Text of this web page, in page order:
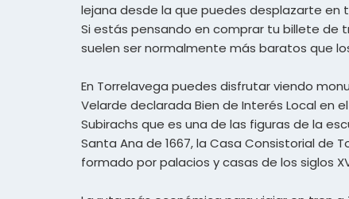
lejana desde la que puedes desplazarte en
Si estás pensando en comprar tu billete de
suelen ser normalmente más baratos que
En Torrelavega puedes disfrutar viendo
Velarde declarada Bien de Interés Local en
Subirachs que es una de las figuras de la
Santa Ana de 1667, la Casa Consistorial de
formado por palacios y casas de los siglos